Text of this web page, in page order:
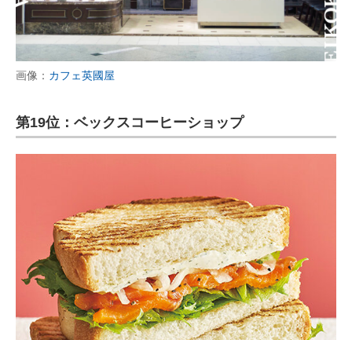
画像： カフェ英國屋
第19位：ベックスコーヒーショップ